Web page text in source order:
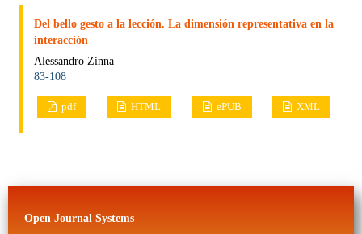
Del bello gesto a la lección. La dimensión representativa en la
interacción
Alessandro Zinna
83-108
pdf HTML ePUB XML
Open Journal Systems